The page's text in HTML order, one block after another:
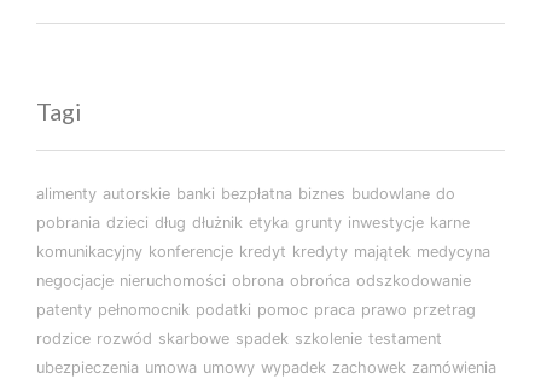
Tagi
alimenty autorskie banki bezpłatna biznes budowlane do
pobrania dzieci dług dłużnik etyka grunty inwestycje karne
komunikacyjny konferencje kredyt kredyty majątek medycyna
negocjacje nieruchomości obrona obrońca odszkodowanie
patenty pełnomocnik podatki pomoc praca prawo przetrag
rodzice rozwód skarbowe spadek szkolenie testament
ubezpieczenia umowa umowy wypadek zachowek zamówienia